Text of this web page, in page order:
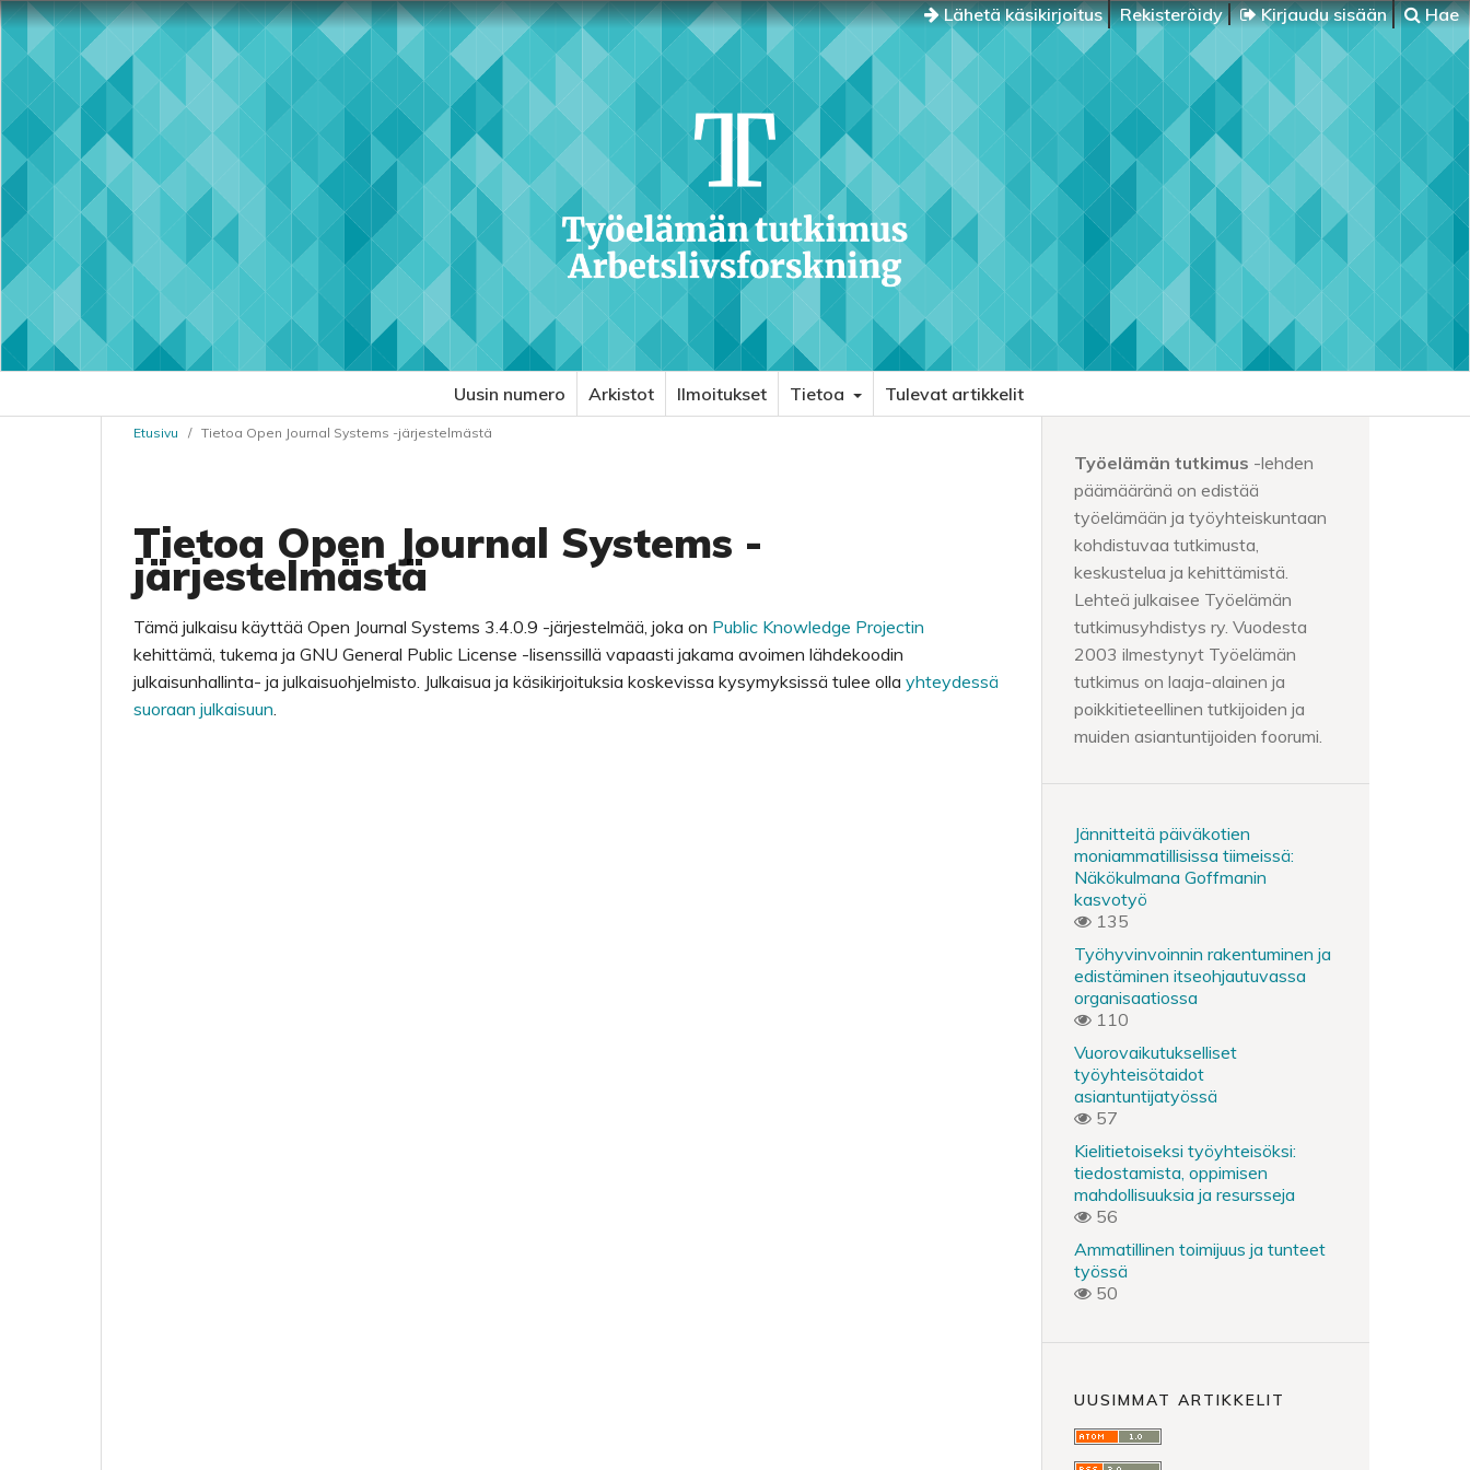
Lähetä käsikirjoitus Rekisteröidy Kirjaudu sisään Hae
Uusin numero Arkistot Ilmoitukset Tietoa Tulevat artikkelit
Etusivu / Tietoa Open Journal Systems -järjestelmästä
Tietoa Open Journal Systems -
järjestelmästä
Tämä julkaisu käyttää Open Journal Systems 3.4.0.9 -järjestelmää, joka on Public Knowledge Projectin
kehittämä, tukema ja GNU General Public License -lisenssillä vapaasti jakama avoimen lähdekoodin
julkaisunhallinta- ja julkaisuohjelmisto. Julkaisua ja käsikirjoituksia koskevissa kysymyksissä tulee olla yhteydessä
suoraan julkaisuun.
Työelämän tutkimus -lehden
päämääränä on edistää
työelämään ja työyhteiskuntaan
kohdistuvaa tutkimusta,
keskustelua ja kehittämistä.
Lehteä julkaisee Työelämän
tutkimusyhdistys ry. Vuodesta
2003 ilmestynyt Työelämän
tutkimus on laaja-alainen ja
poikkitieteellinen tutkijoiden ja
muiden asiantuntijoiden foorumi.
Jännitteitä päiväkotien
moniammatillisissa tiimeissä:
Näkökulmana Goffmanin
kasvotyö
135
Työhyvinvoinnin rakentuminen ja
edistäminen itseohjautuvassa
organisaatiossa
110
Vuorovaikutukselliset
työyhteisötaidot
asiantuntijatyössä
57
Kielitietoiseksi työyhteisöksi:
tiedostamista, oppimisen
mahdollisuuksia ja resursseja
56
Ammatillinen toimijuus ja tunteet
työssä
50
UUSIMMAT ARTIKKELIT